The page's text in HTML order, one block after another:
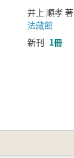
井上 順孝 著
法藏館
新刊 1冊